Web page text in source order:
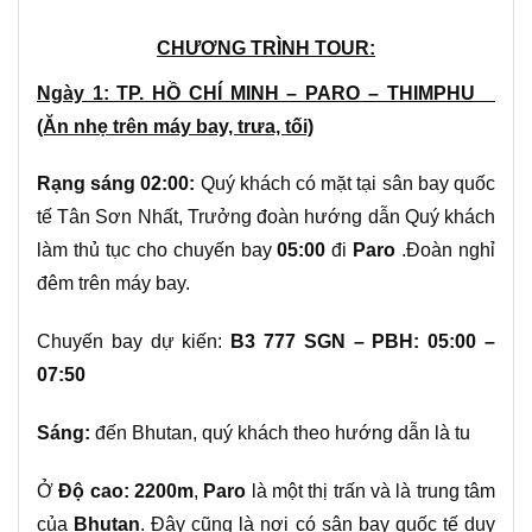
CHƯƠNG TRÌNH TOUR:
Ngày 1: TP. HỒ CHÍ MINH – PARO – THIMPHU
(Ăn nhẹ trên máy bay, trưa, tối)
Rạng sáng 02:00: Quý khách có mặt tại sân bay quốc
tế Tân Sơn Nhất, Trưởng đoàn hướng dẫn Quý khách
làm thủ tục cho chuyến bay05:00đi Paro .Đoàn nghỉ
đêm trên máy bay.
Chuyến bay dự kiến:
B3 777 SGN – PBH: 05:00 –
07:50
Sáng: đến Bhutan, quý khách theo hướng dẫn là tu
ỞĐộ cao: 2200m, Paro là một thị trấn và là trung tâm
của Bhutan. Đây cũng là nơi có sân bay quốc tế duy